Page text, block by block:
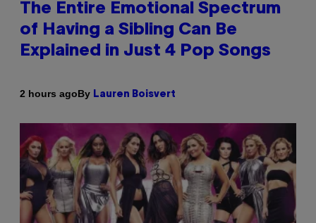
The Entire Emotional Spectrum
of Having a Sibling Can Be
Explained in Just 4 Pop Songs
2 hours agoBy Lauren Boisvert